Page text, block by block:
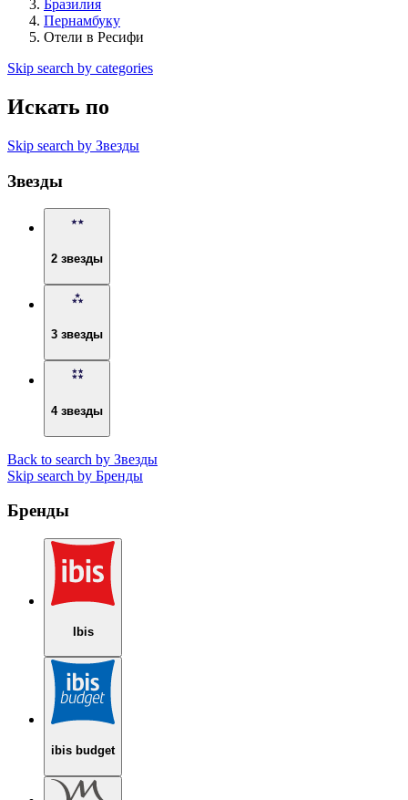
Бразилия
Пернамбуку
Отели в Ресифи
Skip search by categories
Искать по
Skip search by Звезды
Звезды
2 звезды
3 звезды
4 звезды
Back to search by Звезды
Skip search by Бренды
Бренды
Ibis
ibis budget